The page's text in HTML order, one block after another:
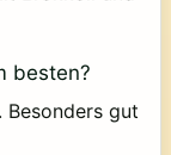
besten?
gut